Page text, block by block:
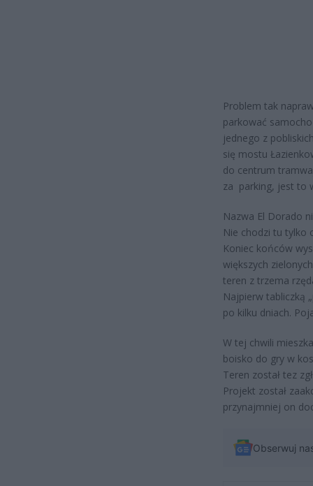
Problem tak
parkować
jednego z
się mostu
do centrum
za parking, jest to
Nazwa El Dorado
Nie chodzi tu tylko
Koniec końców
większych
teren z trzema
Najpierw tabliczką
po kilku dniach.
W tej chwili
boisko do gry w
Teren został tez
Projekt został
przynajmniej on
Obserwuj